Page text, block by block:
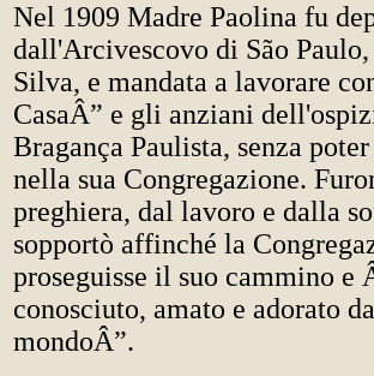
Nel 1909 Madre Paolina fu
dall'Arcivescovo di São
Silva, e mandata a lavorare
CasaÂ” e gli anziani
Bragança Paulista, senza
nella sua Congregazione.
preghiera, dal lavoro e dalla
sopportò affinché la
proseguisse il suo cammino e
conosciuto, amato e adorato
mondoÂ”.